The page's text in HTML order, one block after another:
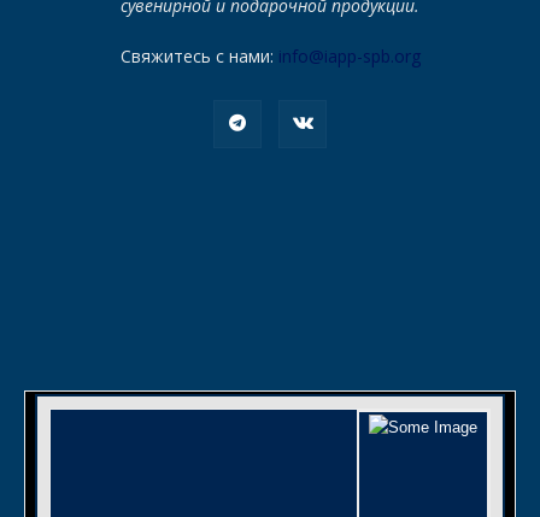
сувенирной и подарочной продукции.
Свяжитесь с нами: info@iapp-spb.org